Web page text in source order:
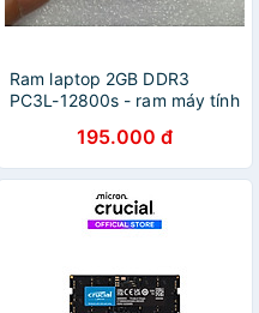
Ram laptop 2GB DDR3
PC3L-12800s - ram máy tính
1600Mhz - Hàng chính hãng
195.000 đ